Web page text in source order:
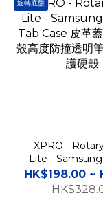
旋轉底盤
XPRO -
Lite -
Tab Case 皮革蓋
殼高度防撞透明筆
護硬殼